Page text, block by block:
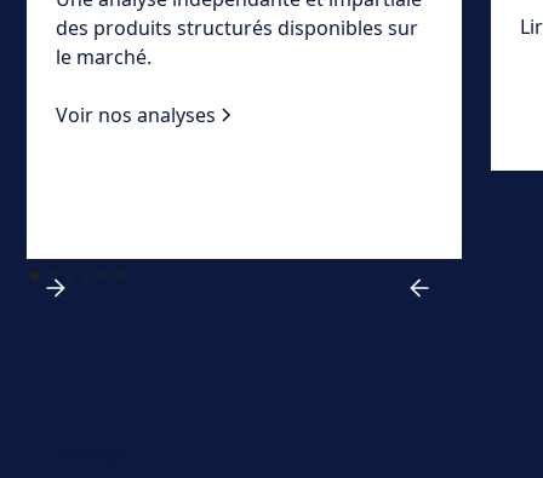
des produits structurés disponibles sur
le marché.
Voir nos analyses